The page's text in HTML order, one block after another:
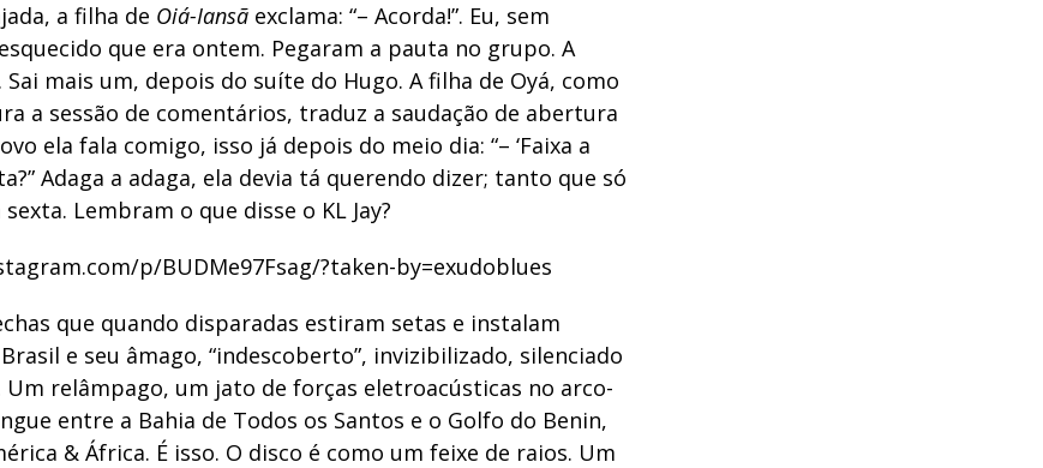
a filha de Oiá-Iansã exclama: “– Acorda!”. Eu, sem
que era ontem. Pegaram a pauta no grupo. A
Sai mais um, depois do suíte do Hugo. A filha de Oyá, como
a sessão de comentários, traduz a saudação de abertura
ela fala comigo, isso já depois do meio dia: “– ‘Faixa a
Adaga a adaga, ela devia tá querendo dizer; tanto que só
Lembram o que disse o KL Jay?
p/BUDMe97Fsag/?taken-by=exudoblues
que quando disparadas estiram setas e instalam
e seu âmago, “indescoberto”, invizibilizado, silenciado
Um relâmpago, um jato de forças eletroacústicas no arco-
entre a Bahia de Todos os Santos e o Golfo do Benin,
& África. É isso. O disco é como um feixe de raios. Um